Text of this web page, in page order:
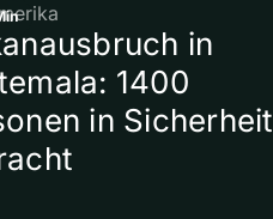
in
1400
in Sicherheit